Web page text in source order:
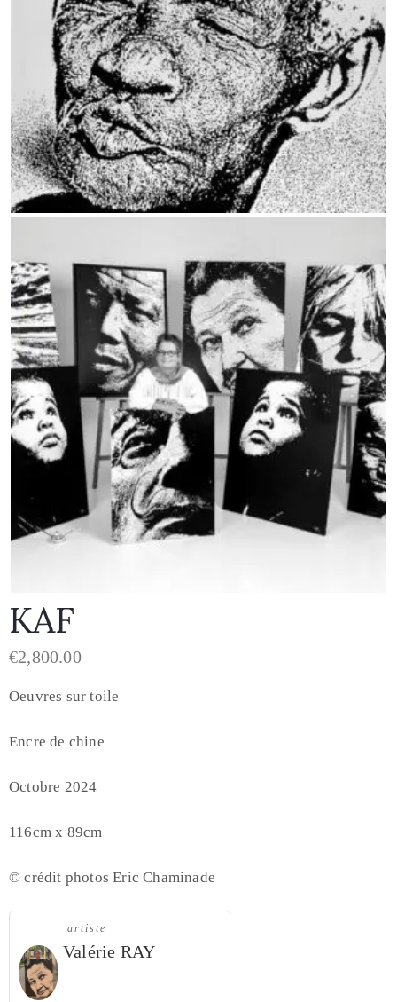
KAF
€2,800.00
Oeuvres sur toile
Encre de chine
Octobre 2024
116cm x 89cm
© crédit photos Eric Chaminade
artiste
Valérie RAY